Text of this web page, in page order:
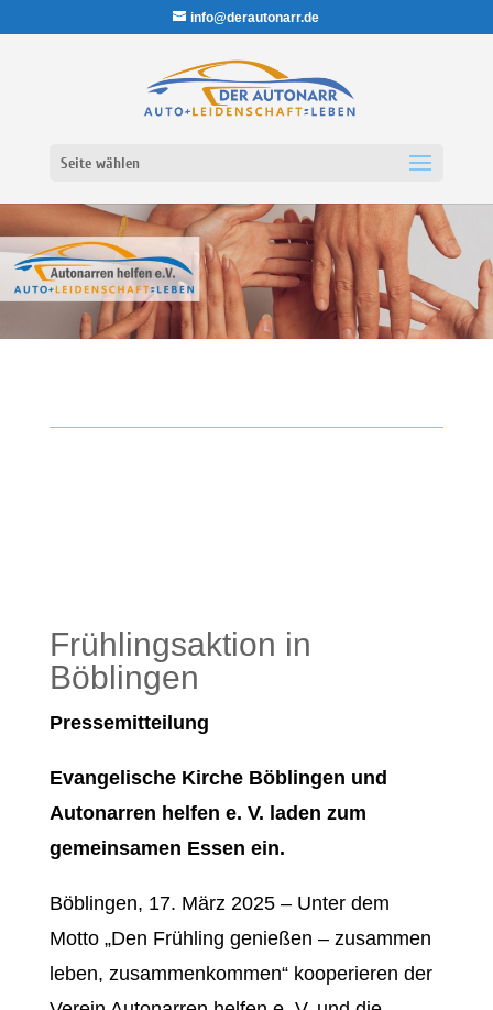
info@derautonarr.de
Seite wählen
Frühlingsaktion in
Böblingen
Pressemitteilung
Evangelische Kirche Böblingen und
Autonarren helfen e. V. laden zum
gemeinsamen Essen ein.
Böblingen, 17. März 2025 – Unter dem
Motto „Den Frühling genießen – zusammen
leben, zusammenkommen“ kooperieren der